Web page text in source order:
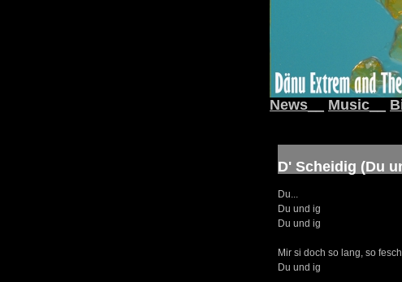
News__ Music__
D' Scheidig (Du
Du...
Du und ig
Du und ig
Mir si doch so lang, so
Du und ig